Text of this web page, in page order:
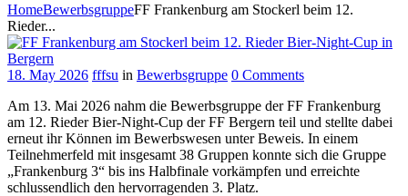
HomeBewerbsgruppeFF Frankenburg am Stockerl beim 12.
Rieder...
18. May 2026 fffsu in Bewerbsgruppe 0 Comments
Am 13. Mai 2026 nahm die Bewerbsgruppe der FF Frankenburg
am 12. Rieder Bier-Night-Cup der FF Bergern teil und stellte dabei
erneut ihr Können im Bewerbswesen unter Beweis. In einem
Teilnehmerfeld mit insgesamt 38 Gruppen konnte sich die Gruppe
„Frankenburg 3“ bis ins Halbfinale vorkämpfen und erreichte
schlussendlich den hervorragenden 3. Platz.